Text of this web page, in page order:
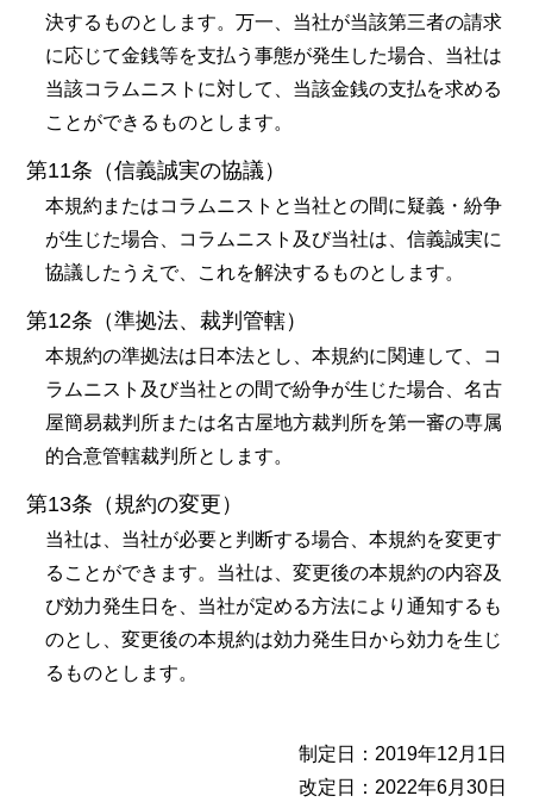
決するものとします。万一、当社が当該第三者の請求
に応じて金銭等を支払う事態が発生した場合、当社は
当該コラムニストに対して、当該金銭の支払を求める
ことができるものとします。
第11条（信義誠実の協議）
本規約またはコラムニストと当社との間に疑義・紛争
が生じた場合、コラムニスト及び当社は、信義誠実に
協議したうえで、これを解決するものとします。
第12条（準拠法、裁判管轄）
本規約の準拠法は日本法とし、本規約に関連して、コ
ラムニスト及び当社との間で紛争が生じた場合、名古
屋簡易裁判所または名古屋地方裁判所を第一審の専属
的合意管轄裁判所とします。
第13条（規約の変更）
当社は、当社が必要と判断する場合、本規約を変更す
ることができます。当社は、変更後の本規約の内容及
び効力発生日を、当社が定める方法により通知するも
のとし、変更後の本規約は効力発生日から効力を生じ
るものとします。
制定日：2019年12月1日
改定日：2022年6月30日